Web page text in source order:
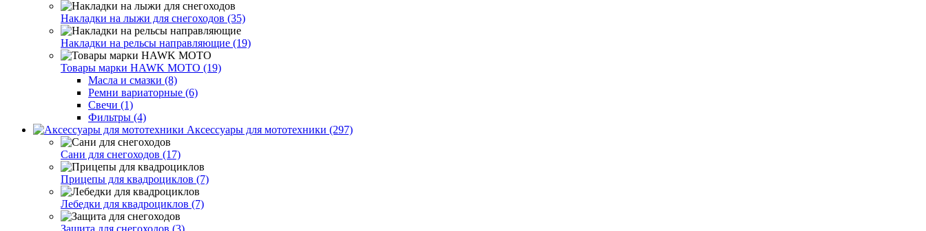
Накладки на лыжи для снегоходов (35)
Накладки на рельсы направляющие (19)
Товары марки HAWK MOTO (19)
Масла и смазки (8)
Ремни вариаторные (6)
Свечи (1)
Фильтры (4)
Аксессуары для мототехники (297)
Сани для снегоходов (17)
Прицепы для квадроциклов (7)
Лебедки для квадроциклов (7)
Защита для снегоходов (3)